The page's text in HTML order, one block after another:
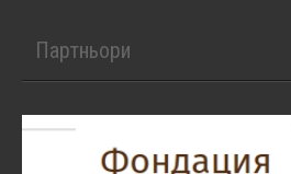
Партньори